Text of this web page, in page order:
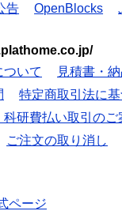
告 OpenBlocks
いて
見積書・
特定商取引法に
科研費払い取引のご
ご注文の取り消し
ページ